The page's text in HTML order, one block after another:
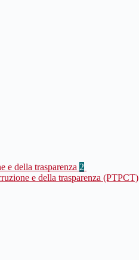
e della trasparenza 2
e della trasparenza (PTPCT)